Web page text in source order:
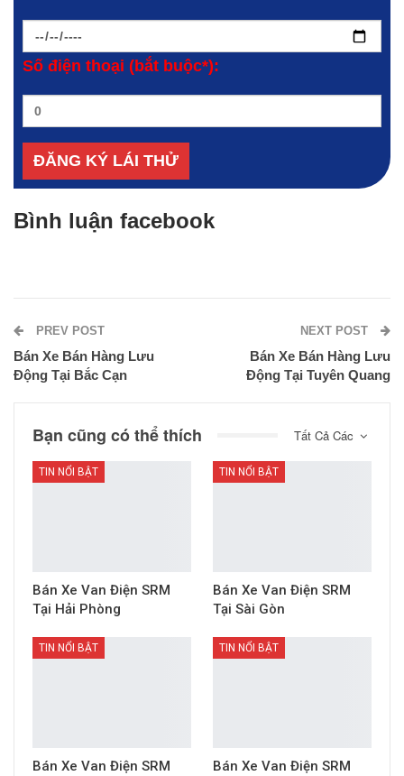
Số điện thoại (bắt buộc*):
Bình luận facebook
PREV POST
Bán Xe Bán Hàng Lưu
Động Tại Bắc Cạn
NEXT POST
Bán Xe Bán Hàng Lưu
Động Tại Tuyên Quang
Tất Cả Các
Bạn cũng có thể thích
TIN NỔI BẬT
Bán Xe Van Điện SRM
Tại Hải Phòng
TIN NỔI BẬT
Bán Xe Van Điện SRM
Tại Sài Gòn
TIN NỔI BẬT
Bán Xe Van Điện SRM
TIN NỔI BẬT
Bán Xe Van Điện SRM